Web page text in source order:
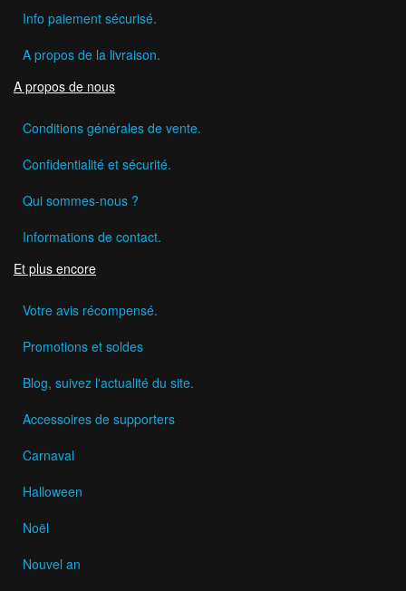
Info paiement sécurisé.
A propos de la livraison.
A propos de nous
Conditions générales de vente.
Confidentialité et sécurité.
Qui sommes-nous ?
Informations de contact.
Et plus encore
Votre avis récompensé.
Promotions et soldes
Blog, suivez l'actualité du site.
Accessoires de supporters
Carnaval
Halloween
Noël
Nouvel an